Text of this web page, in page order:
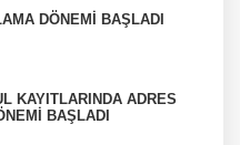
DÖNEMİ BAŞLADI
KAYITLARINDA ADRES
BAŞLADI